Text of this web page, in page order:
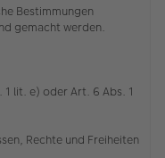
Bestimmungen
gemacht werden.
lit. e) oder Art. 6 Abs. 1
Rechte und Freiheiten